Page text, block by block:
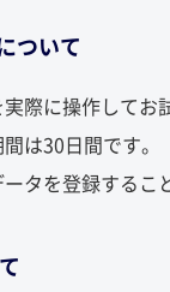
ついて
際に操作してお
は30日間です。
タを登録するこ